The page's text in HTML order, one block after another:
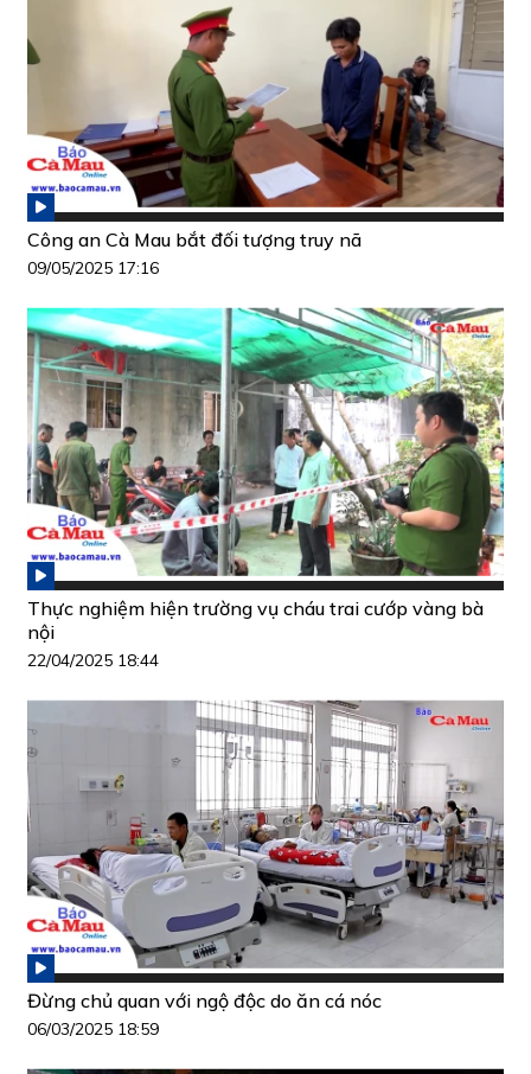
Công an Cà Mau bắt đối tượng truy nã
09/05/2025 17:16
Thực nghiệm hiện trường vụ cháu trai cướp vàng bà
nội
22/04/2025 18:44
Đừng chủ quan với ngộ độc do ăn cá nóc
06/03/2025 18:59